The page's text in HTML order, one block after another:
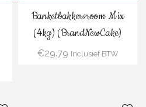
Banketbakkersroom Mix
(4kg) (BrandNewCake)
€29.79 Inclusief BTW